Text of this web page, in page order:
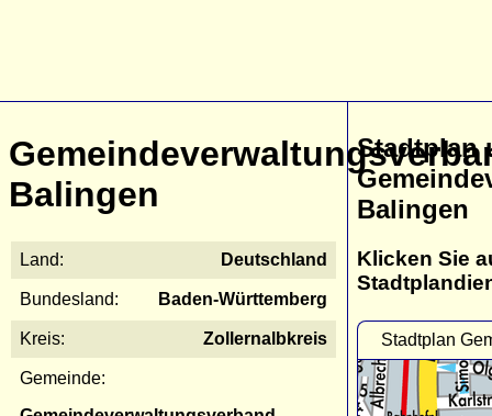
Balingen
Land: Deutschland
Bundesland: Baden-Württemberg
Kreis: Zollernalbkreis
Gemeinde:
Stadtplan
Balingen
Klicken Sie
Stadtplan